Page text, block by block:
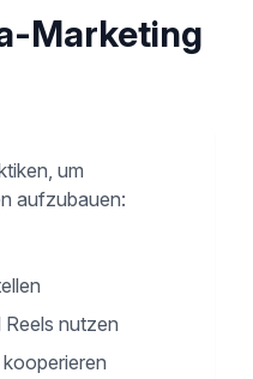
Marketing
um
aufzubauen:
nutzen